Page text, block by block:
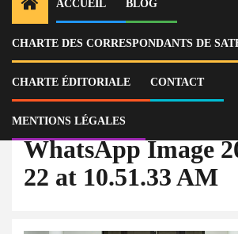
ACCUEIL BLOG
CHARTE DES CORRESPONDANTS DE
CHARTE ÉDITORIALE CONTACT
MENTIONS LÉGALES
Home
Actu
Haïti : quand les millions du renseignement
WhatsApp Image
22 at 10.51.33 AM